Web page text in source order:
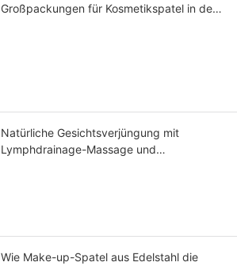
Großpackungen für Kosmetikspatel in der
Natürliche Gesichtsverjüngung mit
Lymphdrainage-Massage und
Wie Make-up-Spatel aus Edelstahl die